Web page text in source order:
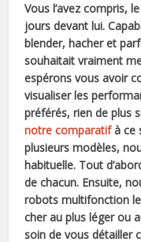
Vous l’avez compris,
jours devant lui.
blender, hacher et
souhaitait vraiment
espérons vous avoir
visualiser les
préférés, rien de plus
notre comparatifà ce
plusieurs modèles,
habituelle. Tout
de chacun. Ensuite,
robots multifonction
cher au plus léger ou
soin de vous détailler